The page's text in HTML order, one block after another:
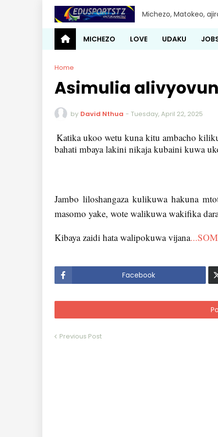
Michezo, Matokeo,
MICHEZO LOVE UDAKU
Home
Asimulia
by David Nthua - Tuesday, April 22, 2025
Katika ukoo wetu kuna kitu ambacho
bahati mbaya lakini nikaja kubaini kuwa
Jambo liloshangaza kulikuwa hakuna
masomo yake, wote walikuwa wakifika
Kibaya zaidi hata walipokuwa vijana
Facebook
Previous Post